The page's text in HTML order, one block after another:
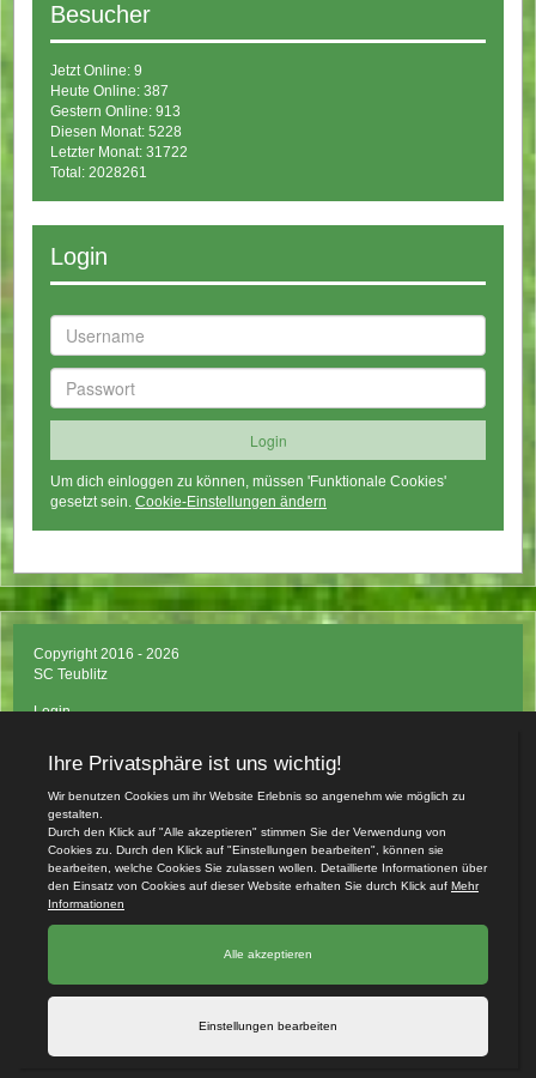
Besucher
Jetzt Online: 9
Heute Online: 387
Gestern Online: 913
Diesen Monat: 5228
Letzter Monat: 31722
Total: 2028261
Login
Um dich einloggen zu können, müssen 'Funktionale Cookies'
gesetzt sein. Cookie-Einstellungen ändern
Copyright 2016 - 2026
SC Teublitz
Login
Impressum
Datenschutzerklärung
Teamsports 2
Dein Sportverein online